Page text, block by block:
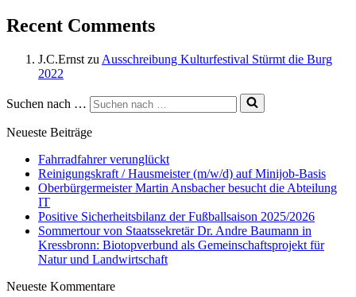
Recent Comments
J.C.Ernst zu Ausschreibung Kulturfestival Stürmt die Burg
2022
Suchen nach …
Neueste Beiträge
Fahrradfahrer verunglückt
Reinigungskraft / Hausmeister (m/w/d) auf Minijob-Basis
Oberbürgermeister Martin Ansbacher besucht die Abteilung
IT
Positive Sicherheitsbilanz der Fußballsaison 2025/2026
Sommertour von Staatssekretär Dr. Andre Baumann in
Kressbronn: Biotopverbund als Gemeinschaftsprojekt für
Natur und Landwirtschaft
Neueste Kommentare